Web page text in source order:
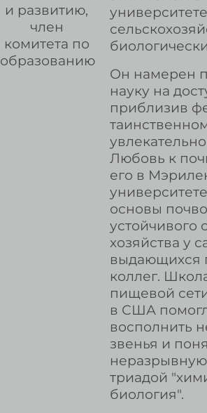
и развитию,
член
комитета по
образованию
университете
Он намерен
науку на
приблизив
Любовь к
его в
основы
устойчивого
хозяйства у
выдающихся
коллег.
пищевой
в США
восполнить
звенья и
триадой
биология".